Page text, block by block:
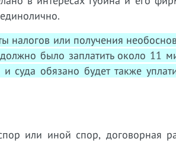
налогов или получения
было заплатить около 11
суда обязано будет также
или иной спор, договорная